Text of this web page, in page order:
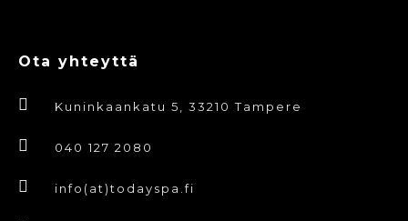
Ota yhteyttä
Kuninkaankatu 5, 33210 Tampere
040 127 2080
info(at)todayspa.fi